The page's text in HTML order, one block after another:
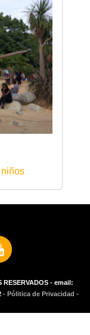
RESERVADOS - email:
- Pólitica de Privacidad -